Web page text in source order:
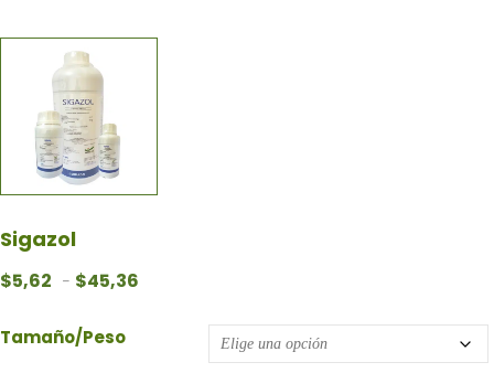
Sigazol
$5,62 - $45,36
Tamaño/Peso